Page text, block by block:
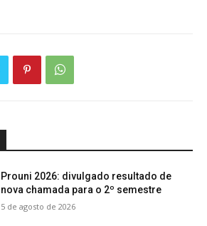
Prouni 2026: divulgado resultado de
nova chamada para o 2º semestre
5 de agosto de 2026